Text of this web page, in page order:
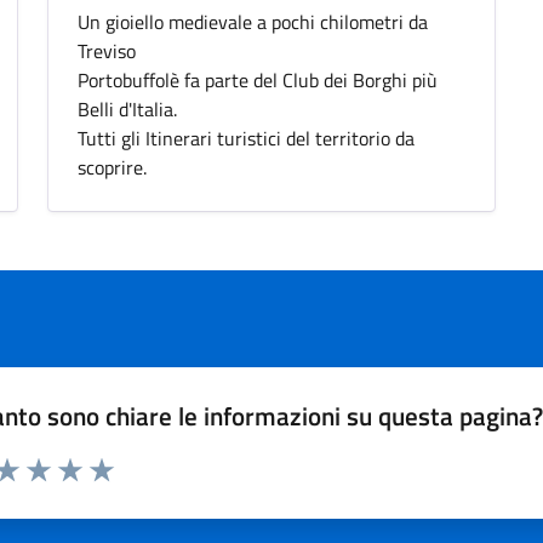
Un gioiello medievale a pochi chilometri da
Treviso
Portobuffolè fa parte del Club dei Borghi più
Belli d'Italia.
Tutti gli Itinerari turistici del territorio da
scoprire.
sono chiare le informazioni su questa pagina?
1 a 5 stelle la pagina